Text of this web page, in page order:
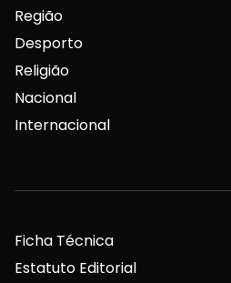
Região
Desporto
Religião
Nacional
Internacional
Ficha Técnica
Estatuto Editorial